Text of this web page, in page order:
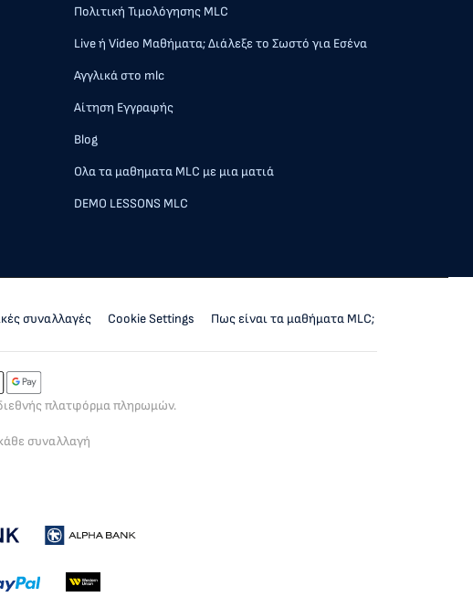
Πολιτική Τιμολόγησης MLC
Live ή Video Μαθήματα; Διάλεξε το Σωστό για Εσένα
Αγγλικά στο mlc
Αίτηση Εγγραφής
Blog
Ολα τα μαθηματα MLC με μια ματιά
DEMO LESSONS MLC
συναλλαγές Cookie Settings Πως είναι τα μαθήματα MLC;
πλατφόρμα πληρωμών.
συναλλαγή